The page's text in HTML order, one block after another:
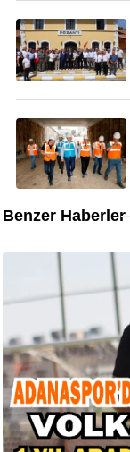
Benzer Haberler